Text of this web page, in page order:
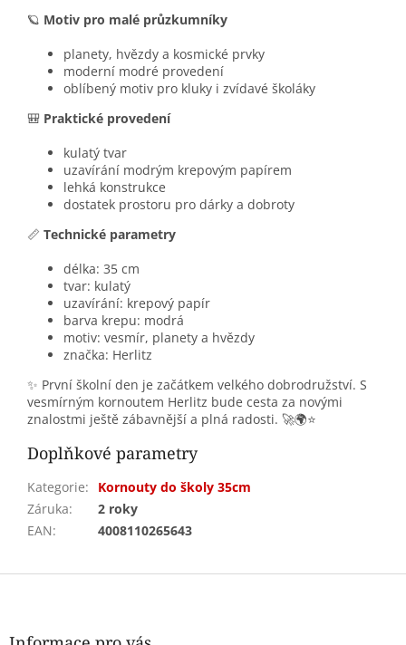
🪐 Motiv pro malé průzkumníky
planety, hvězdy a kosmické prvky
moderní modré provedení
oblíbený motiv pro kluky i zvídavé školáky
🎒 Praktické provedení
kulatý tvar
uzavírání modrým krepovým papírem
lehká konstrukce
dostatek prostoru pro dárky a dobroty
📏 Technické parametry
délka: 35 cm
tvar: kulatý
uzavírání: krepový papír
barva krepu: modrá
motiv: vesmír, planety a hvězdy
značka: Herlitz
✨ První školní den je začátkem velkého dobrodružství. S
vesmírným kornoutem Herlitz bude cesta za novými
znalostmi ještě zábavnější a plná radosti. 🚀🌍⭐
Doplňkové parametry
Kategorie:
Kornouty do školy 35cm
Záruka:
2 roky
EAN: 4008110265643
Z